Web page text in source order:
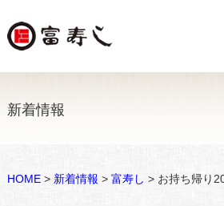
新着情報
HOME> 新着情報 > 富寿し > お持ち帰り